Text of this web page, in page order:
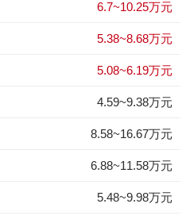
6.7~10.25万元
5.38~8.68万元
5.08~6.19万元
4.59~9.38万元
8.58~16.67万元
6.88~11.58万元
5.48~9.98万元